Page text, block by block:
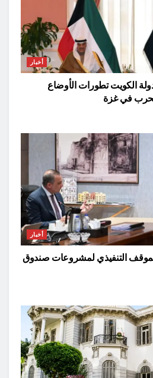
أخبار
الكويت تطورات الأوضاع
في غزة
أخبار
التنفيذي لمشروعات صندوق